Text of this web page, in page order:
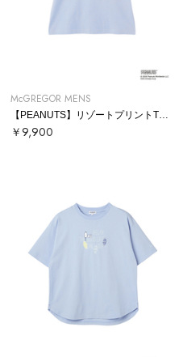
McGREGOR MENS
【PEANUTS】リゾートプリントTシャツ
￥9,900